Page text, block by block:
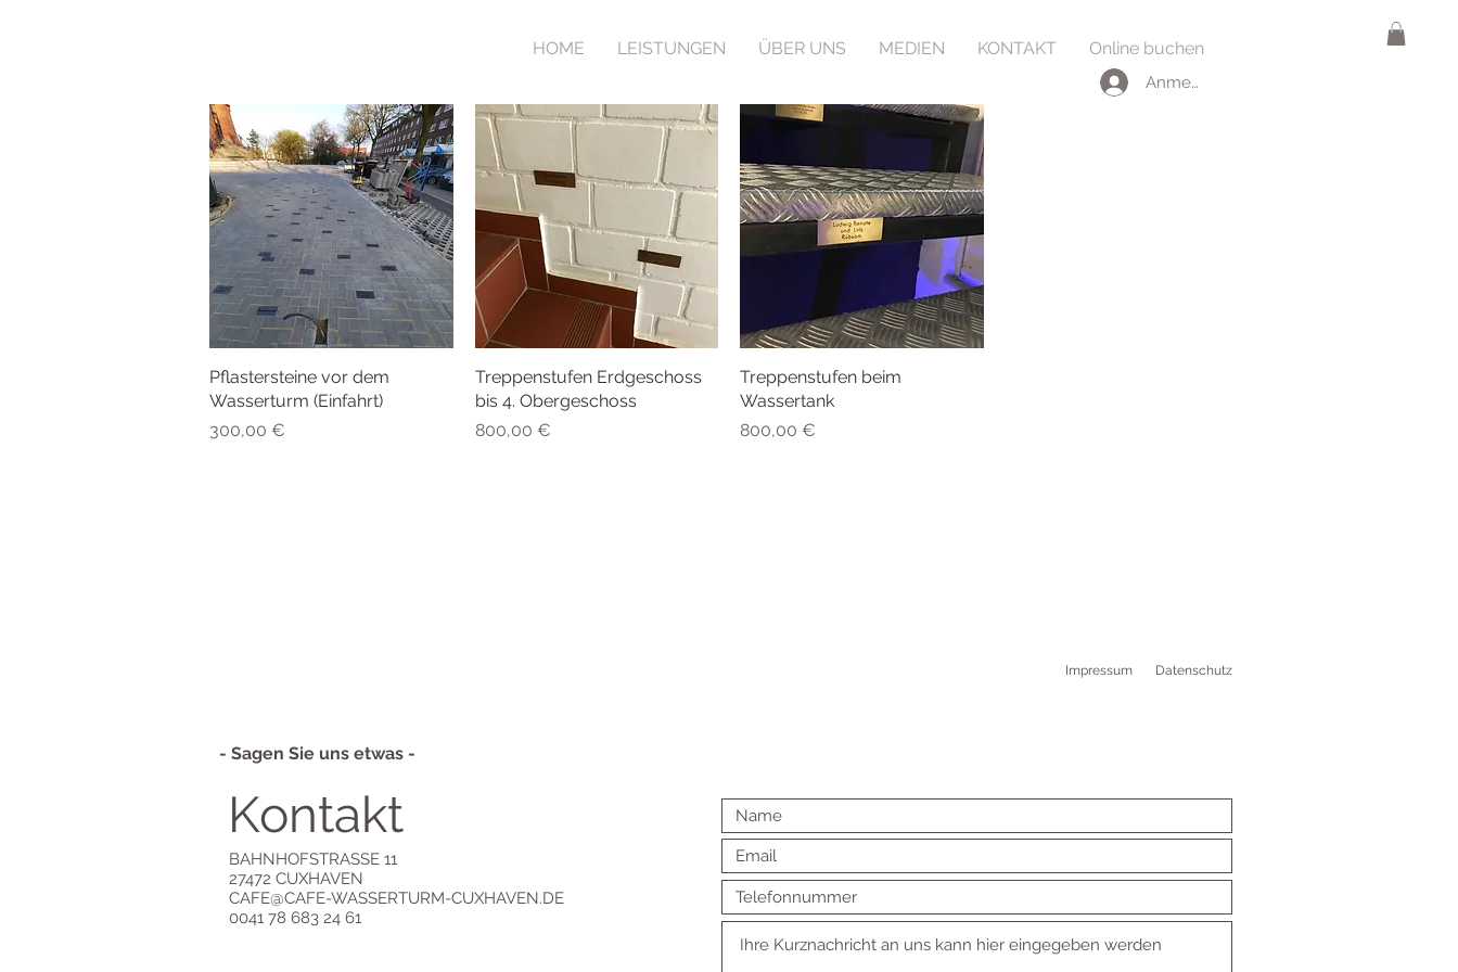
HOME LEISTUNGEN ÜBER UNS MEDIEN KONTAKT Online buchen
Anmelden
Schnellansicht
Pflastersteine vor dem
Wasserturm (Einfahrt)
Preis
300,00 €
Schnellansicht
Treppenstufen Erdgeschoss
bis 4. Obergeschoss
Preis
800,00 €
Schnellansicht
Treppenstufen beim
Wassertank
Preis
800,00 €
Impressum Datenschutz
- Sagen Sie uns etwas -
Kontakt
BAHNHOFSTRASSE 11
27472 CUXHAVEN
CAFE@CAFE-WASSERTURM-CUXHAVEN.DE
0041 78 683 24 61